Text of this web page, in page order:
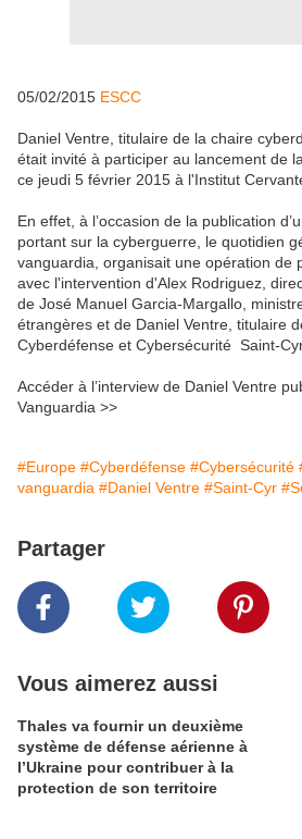
05/02/2015 ESCC
Daniel Ventre, titulaire de la chaire
était invité à participer au lancement de
ce jeudi 5 février 2015 à l'Institut
En effet, à l’occasion de la publication
portant sur la cyberguerre, le quotidien
vanguardia, organisait une opération de
avec l'intervention d'Alex Rodriguez,
de José Manuel Garcia-Margallo,
étrangères et de Daniel Ventre, titulaire
Cyberdéfense et Cybersécurité Saint-
Accéder à l’interview de Daniel Ventre
Vanguardia >>
#Europe #Cyberdéfense #Cybersécurité
vanguardia #Daniel Ventre #Saint-Cyr
Partager
Vous aimerez aussi
Thales va fournir un deuxième
système de défense aérienne à
l’Ukraine pour contribuer à la
protection de son territoire